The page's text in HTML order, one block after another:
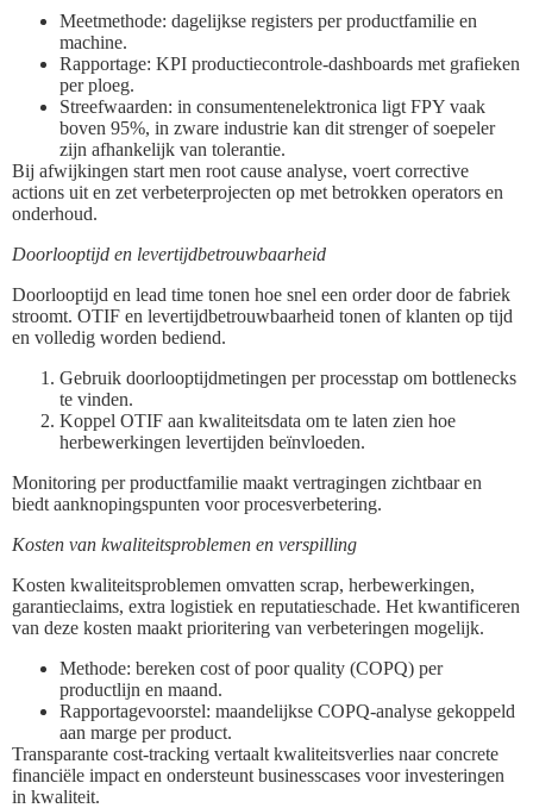
Meetmethode: dagelijkse registers per productfamilie en
machine.
Rapportage: KPI productiecontrole-dashboards met grafieken
per ploeg.
Streefwaarden: in consumentenelektronica ligt FPY vaak
boven 95%, in zware industrie kan dit strenger of soepeler
zijn afhankelijk van tolerantie.
Bij afwijkingen start men root cause analyse, voert corrective
actions uit en zet verbeterprojecten op met betrokken operators en
onderhoud.
Doorlooptijd en levertijdbetrouwbaarheid
Doorlooptijd en lead time tonen hoe snel een order door de fabriek
stroomt. OTIF en levertijdbetrouwbaarheid tonen of klanten op tijd
en volledig worden bediend.
Gebruik doorlooptijdmetingen per processtap om bottlenecks
te vinden.
Koppel OTIF aan kwaliteitsdata om te laten zien hoe
herbewerkingen levertijden beïnvloeden.
Monitoring per productfamilie maakt vertragingen zichtbaar en
biedt aanknopingspunten voor procesverbetering.
Kosten van kwaliteitsproblemen en verspilling
Kosten kwaliteitsproblemen omvatten scrap, herbewerkingen,
garantieclaims, extra logistiek en reputatieschade. Het kwantificeren
van deze kosten maakt prioritering van verbeteringen mogelijk.
Methode: bereken cost of poor quality (COPQ) per
productlijn en maand.
Rapportagevoorstel: maandelijkse COPQ-analyse gekoppeld
aan marge per product.
Transparante cost-tracking vertaalt kwaliteitsverlies naar concrete
financiële impact en ondersteunt businesscases voor investeringen
in kwaliteit.